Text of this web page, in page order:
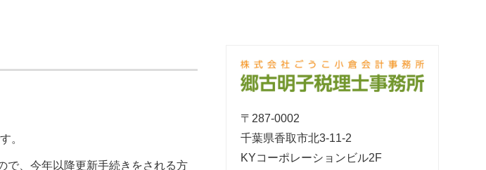
。
で、今年以降更新手続きをされる方
〒287-0002
千葉県香取市北3-11-2
KYコーポレーションビル2F